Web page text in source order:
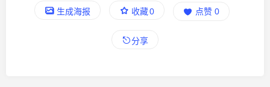
生成海报 收藏0 点赞 0
分享